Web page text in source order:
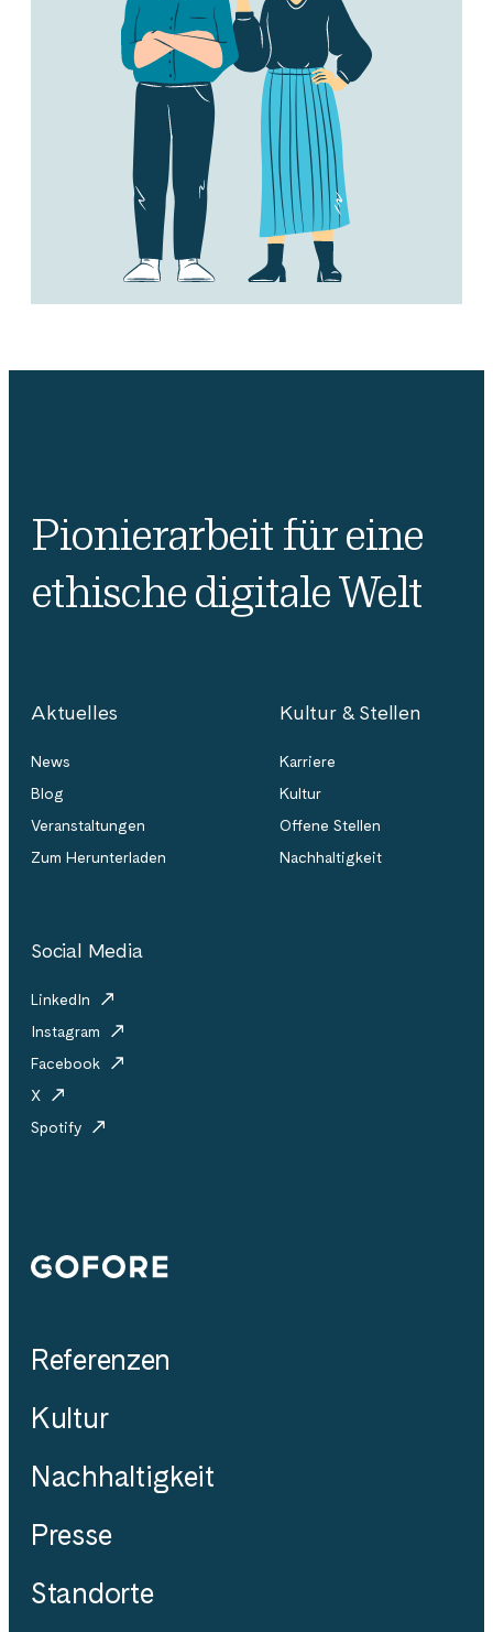
Pionierarbeit für eine
ethische digitale Welt
Aktuelles
News
Blog
Veranstaltungen
Zum Herunterladen
Kultur & Stellen
Karriere
Kultur
Offene Stellen
Nachhaltigkeit
Social Media
LinkedIn
Instagram
Facebook
X
Spotify
Gofore
Referenzen
Kultur
Nachhaltigkeit
Presse
Standorte